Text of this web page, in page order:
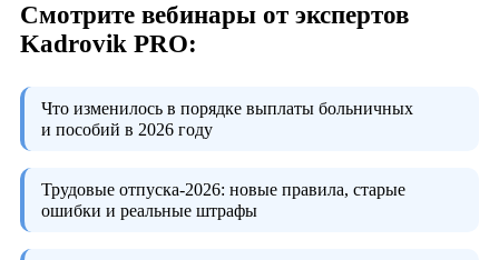
Смотрите вебинары от экспертов
Kadrovik PRO:
Что изменилось в порядке выплаты больничных
и пособий в 2026 году
Трудовые отпуска-2026: новые правила, старые
ошибки и реальные штрафы